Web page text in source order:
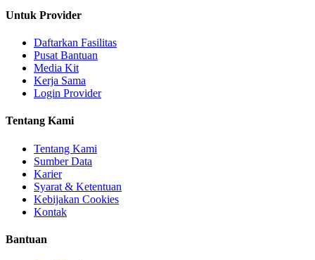
Untuk Provider
Daftarkan Fasilitas
Pusat Bantuan
Media Kit
Kerja Sama
Login Provider
Tentang Kami
Tentang Kami
Sumber Data
Karier
Syarat & Ketentuan
Kebijakan Cookies
Kontak
Bantuan